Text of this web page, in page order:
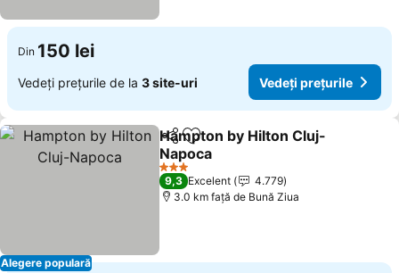
Din 150 lei
Vedeți prețurile de la 3 site-uri Vedeți prețurile
Alegere populară
DistribuițiAdăugaţi la favorite
Hampton by Hilton Cluj-
Napoca
Vedeți prețurile
3 Stele
9,3 Excelent
4.779
3.0 km faţă de Bună Ziua